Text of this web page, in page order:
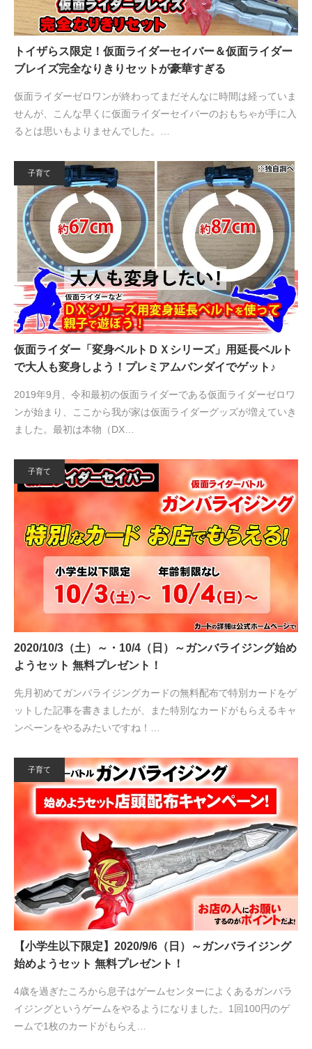
トイザらス限定！仮面ライダーセイバー＆仮面ライダー
ブレイズ完全なりきりセットが豪華すぎる
仮面ライダーゼロワンが終わってまだそんなに時間は経っていま
せんが、こんな早くに仮面ライダーセイバーのおもちゃが手に入
るとは思いもよりませんでした。…
子育て
仮面ライダー「変身ベルトＤＸシリーズ」用延長ベルト
で大人も変身しよう！プレミアムバンダイでゲット♪
2019年9月、令和最初の仮面ライダーである仮面ライダーゼロワ
ンが始まり、ここから我が家は仮面ライダーグッズが増えていき
ました。最初は本物（DX…
子育て
2020/10/3（土）～・10/4（日）～ガンバライジング始め
ようセット 無料プレゼント！
先月初めてガンバライジングカードの無料配布で特別カードをゲ
ットした記事を書きましたが、また特別なカードがもらえるキャ
ンペーンをやるみたいですね！…
子育て
【小学生以下限定】2020/9/6（日）～ガンバライジング
始めようセット 無料プレゼント！
4歳を過ぎたころから息子はゲームセンターによくあるガンバラ
イジングというゲームをやるようになりました。1回100円のゲ
ームで1枚のカードがもらえ…